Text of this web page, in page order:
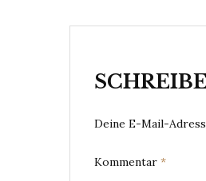
Deine E-Mail-
Kommentar *